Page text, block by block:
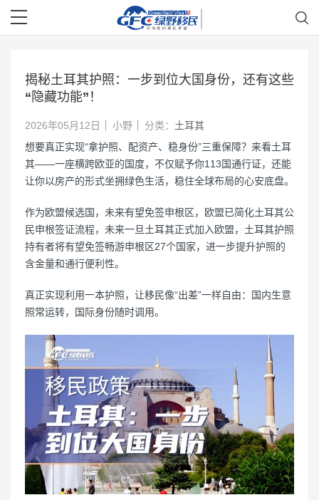
揭秘土耳其护照：一步到位大国身份，还有这些
“隐藏功能”！
2026年05月12日 小野 分类： 土耳其
想要真正实现“拿护照、配资产、稳身份”三重保障？来看土耳
其——一座横跨欧亚的国度，不仅赋予你113国通行证，还能
让你以房产的形式坐拥绿色生活，稳住全球布局的心安底盘。
作为欧盟候选国，未来有望免签申根区，欧盟已简化土耳其公
民申根签证流程，未来一旦土耳其正式加入欧盟，土耳其护照
持有者将有望免签畅游申根区27个国家，进一步提升护照的
含金量和通行便利性。
真正实现利用一本护照，让移民像“出差”一样自由：国内生意
照常运转，国际身份随时调用。